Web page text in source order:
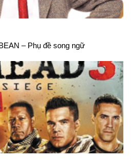
– Phụ đề song ngữ